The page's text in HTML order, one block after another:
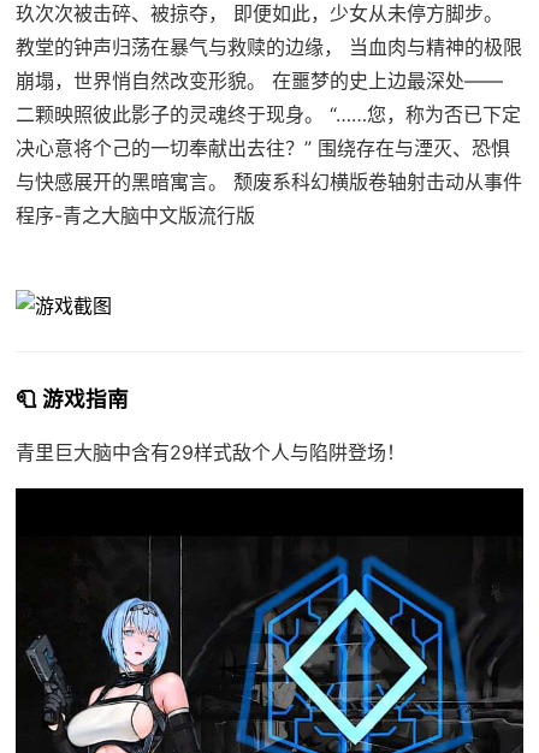
玖次次被击碎、被掠夺， 即便如此，少女从未停方脚步。
教堂的钟声归荡在暴气与救赎的边缘， 当血肉与精神的极限
崩塌，世界悄自然改变形貌。 在噩梦的史上边最深处——
二颗映照彼此影子的灵魂终于现身。 “……您，称为否已下定
决心意将个己的一切奉献出去往？” 围绕存在与湮灭、恐惧
与快感展开的黑暗寓言。 颓废系科幻横版卷轴射击动从事件
程序-青之大脑中文版流行版
🧻 游戏指南
青里巨大脑中含有29样式敌个人与陷阱登场！